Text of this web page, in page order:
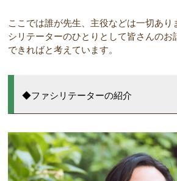
ここでは誰が先生、主役などは一切あり
シリテーターのひとりとして皆さんのお
できればと考えています。
◆ファシリテーターの紹介